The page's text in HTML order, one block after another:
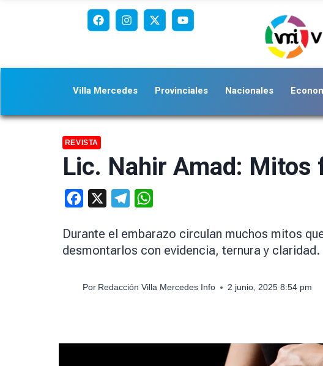
Villa Mercedes Provinciales Nacionales
REVISTA
Lic. Nahir Amad: Mitos
Facebook Telegram
Durante el embarazo circulan muchos mitos
desmontarlos con evidencia, ternura y
Por Redacción Villa Mercedes Info 2 junio, 2025 8:54 pm